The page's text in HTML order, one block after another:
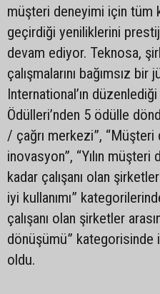
müşteri deneyimi için tüm
geçirdiği yeniliklerini
devam ediyor. Teknosa,
çalışmalarını bağımsız
International’ın
Ödülleri’nden 5 ödülle
/ çağrı merkezi”, “Müşteri
inovasyon”, “Yılın
kadar çalışanı olan
iyi kullanımı”
çalışanı olan şirketler
dönüşümü”
oldu.